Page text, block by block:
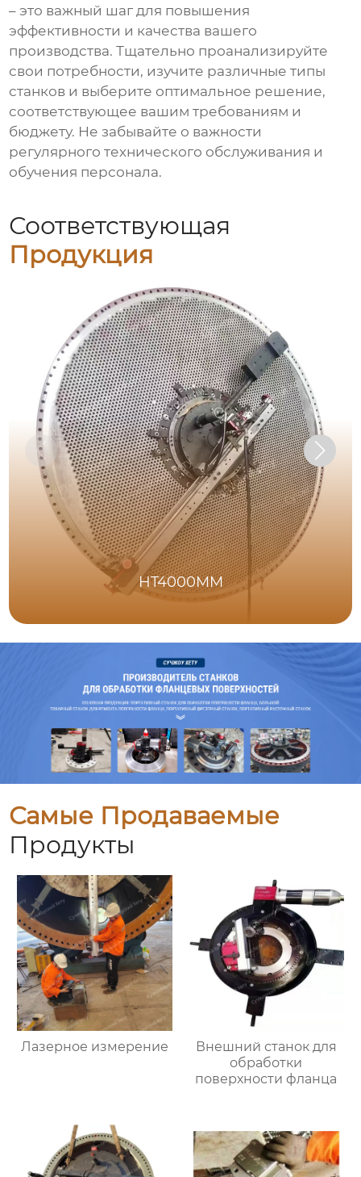
– это важный шаг для повышения
эффективности и качества вашего
производства. Тщательно проанализируйте
свои потребности, изучите различные типы
станков и выберите оптимальное решение,
соответствующее вашим требованиям и
бюджету. Не забывайте о важности
регулярного технического обслуживания и
обучения персонала.
Соответствующая
Продукция
HT4000MM
Самые Продаваемые
Продукты
Лазерное измерение
Внешний станок для
обработки
поверхности фланца